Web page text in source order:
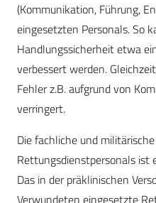
(Kommunikation, Führung,
eingesetzten Personals. So
Handlungssicherheit etwa
verbessert werden.
Fehler z.B. aufgrund von
verringert.
Die fachliche und
Rettungsdienstpersonals ist
Das in der präklinischen
Verwundeten eingesetzte